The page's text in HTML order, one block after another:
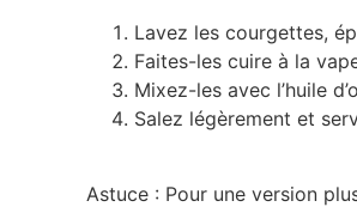
Lavez les courgettes,
Faites-les cuire à la
Mixez-les avec l’huile
Salez légèrement et
Astuce : Pour une version